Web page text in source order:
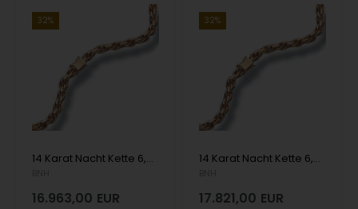
32%
14 Karat Nacht Kette 6,5 mm als Armband oder Halskette
16.963,00 EUR
32%
14 Karat Nacht Kette 6,5 mm als Armband oder Halskette
17.821,00 EUR